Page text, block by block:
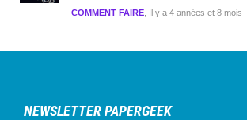
Il y a 4 années et 8 mois
COMMENT FAIRE
NEWSLETTER PAPERGEEK